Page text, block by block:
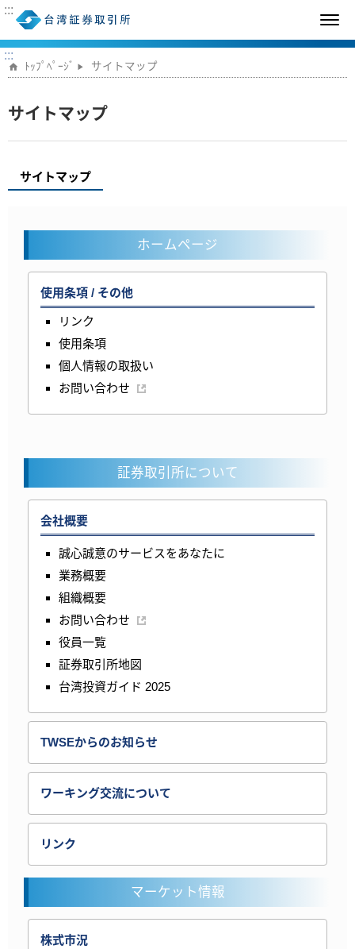
:::
:::
ﾄｯﾌﾟﾍﾟｰｼﾞ サイトマップ
サイトマップ
サイトマップ
ホームページ
使用条項 / その他
リンク
使用条項
個人情報の取扱い
お問い合わせ
証券取引所について
会社概要
誠心誠意のサービスをあなたに
業務概要
組織概要
お問い合わせ
役員一覧
証券取引所地図
台湾投資ガイド 2025
TWSEからのお知らせ
ワーキング交流について
リンク
マーケット情報
株式市況